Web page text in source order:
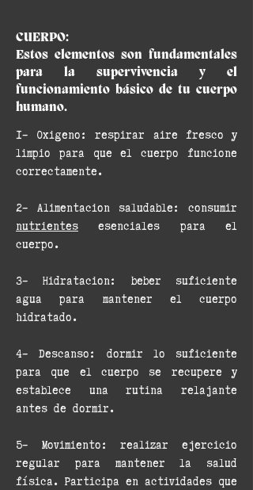
CUERPO:
Estos elementos son fundamentales
para la supervivencia y el
funcionamiento básico de tu cuerpo
humano.
1- Oxigeno: respirar aire fresco y
limpio para que el cuerpo funcione
correctamente​​.
2- Alimentacion saludable: consumir
nutrientes esenciales para el
cuerpo.​​
3- Hidratacion: beber suficiente
agua para mantener el cuerpo
hidratado.​​
4- Descanso: dormir lo suficiente
para que el cuerpo se recupere y
establece una rutina relajante
antes de dormir.​​
5- Movimiento: realizar ejercicio
regular para mantener la salud
física. Participa en actividades que